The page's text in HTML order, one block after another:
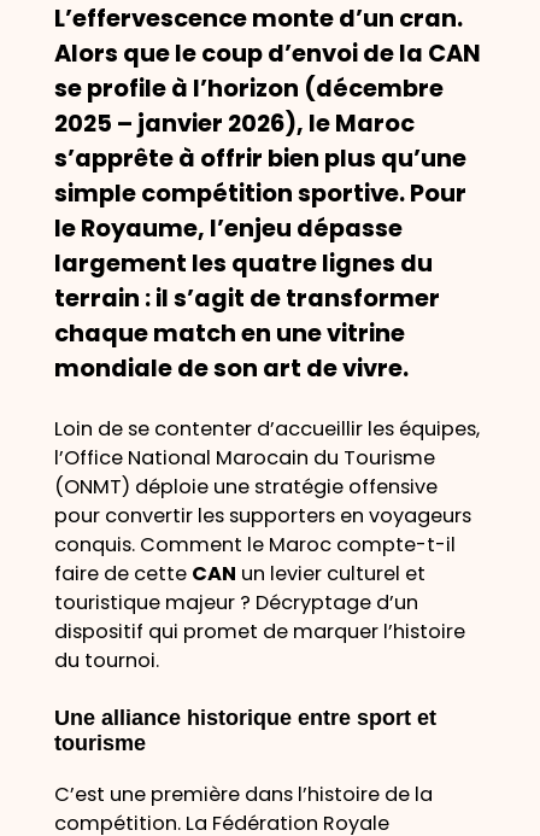
L’effervescence monte d’un cran.
Alors que le coup d’envoi de la CAN
se profile à l’horizon (décembre
2025 – janvier 2026), le Maroc
s’apprête à offrir bien plus qu’une
simple compétition sportive. Pour
le Royaume, l’enjeu dépasse
largement les quatre lignes du
terrain : il s’agit de transformer
chaque match en une vitrine
mondiale de son art de vivre.
Loin de se contenter d’accueillir les équipes,
l’Office National Marocain du Tourisme
(ONMT) déploie une stratégie offensive
pour convertir les supporters en voyageurs
conquis. Comment le Maroc compte-t-il
faire de cette CAN un levier culturel et
touristique majeur ? Décryptage d’un
dispositif qui promet de marquer l’histoire
du tournoi.
Une alliance historique entre sport et
tourisme
C’est une première dans l’histoire de la
compétition. La Fédération Royale